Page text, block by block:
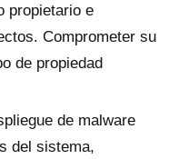
propietario e
Comprometer su
de propiedad
de malware
del sistema,